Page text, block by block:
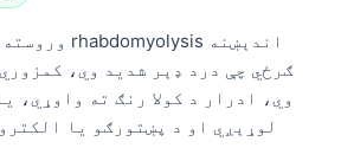
ګرځي چې درد ډېر شدید وي،
وي، ادرار د کولا رنګ ته واوړي،